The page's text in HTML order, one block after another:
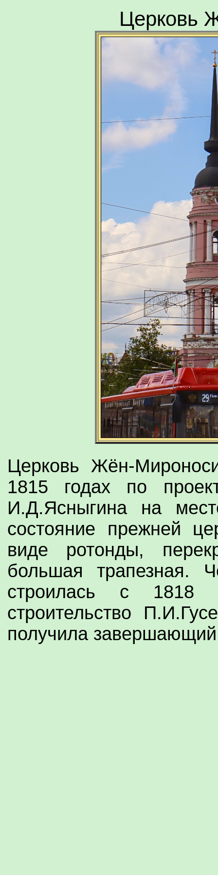
Церковь
Церковь Жён-
1815 годах по
И.Д.Ясныгина на
состояние прежней
виде ротонды,
большая трапезная.
строилась с 1818
строительство
получила